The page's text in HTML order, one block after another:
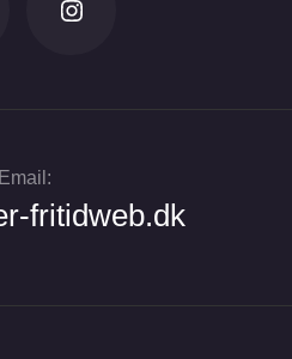
Email:
fritidweb.dk